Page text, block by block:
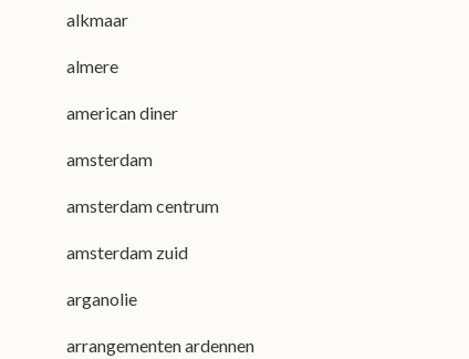
alkmaar
almere
american diner
amsterdam
amsterdam centrum
amsterdam zuid
arganolie
arrangementen ardennen